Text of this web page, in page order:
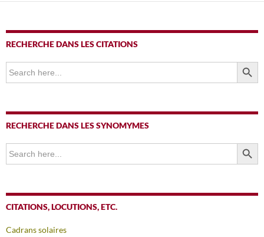
RECHERCHE DANS LES CITATIONS
Search
for:
SEARCH
RECHERCHE DANS LES SYNOMYMES
Search
for:
SEARCH
CITATIONS, LOCUTIONS, ETC.
Cadrans solaires